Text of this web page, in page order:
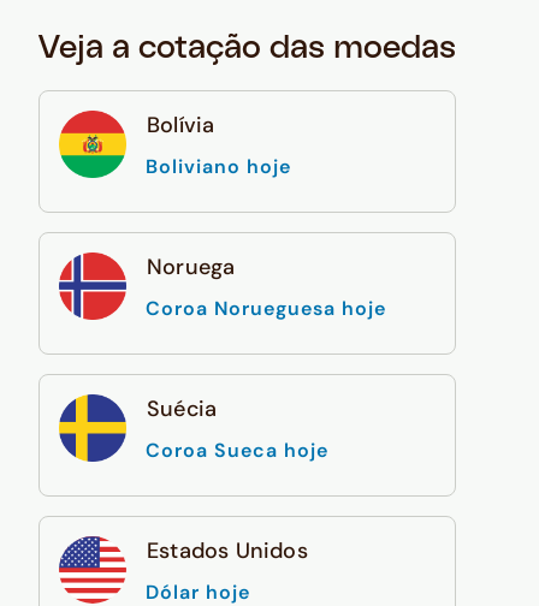
Veja a cotação das moedas
Bolívia
Boliviano hoje
Noruega
Coroa Norueguesa hoje
Suécia
Coroa Sueca hoje
Estados Unidos
Dólar hoje